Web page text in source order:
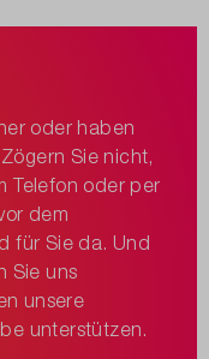
oder haben
Sie nicht,
Telefon oder per
dem
für Sie da. Und
Sie uns
unsere
unterstützen.